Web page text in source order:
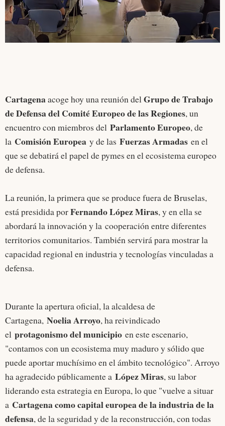
Cartagenaacoge hoy una reunión delGrupo de Trabajo
de Defensa del Comité Europeo de las Regiones, un
encuentro con miembros del Parlamento Europeo, de
la Comisión Europea y de las Fuerzas Armadas en el
que se debatirá el papel de pymes en el ecosistema europeo
de defensa.
La reunión, la primera que se produce fuera de Bruselas,
está presidida porFernando López Miras, y en ella se
abordará la innovación y la cooperación entre diferentes
territorios comunitarios. También servirá para mostrar la
capacidad regional en industria y tecnologías vinculadas a
defensa.
Durante la apertura oficial, la alcaldesa de
Cartagena, Noelia Arroyo, ha reivindicado
el protagonismo del municipio en este escenario,
"contamos con un ecosistema muy maduro y sólido que
puede aportar muchísimo en el ámbito tecnológico". Arroyo
ha agradecido públicamente a López Miras, su labor
liderando esta estrategia en Europa, lo que "vuelve a situar
a Cartagena como capital europea de la industria de la
defensa, de la seguridad y de la reconstrucción, con todas